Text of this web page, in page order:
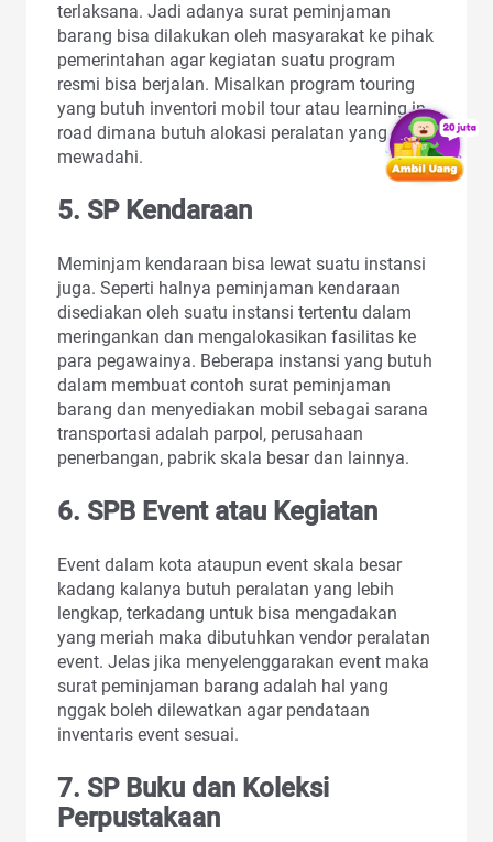
terlaksana. Jadi adanya surat peminjaman
barang bisa dilakukan oleh masyarakat ke pihak
pemerintahan agar kegiatan suatu program
resmi bisa berjalan. Misalkan program touring
yang butuh inventori mobil tour atau learning in
road dimana butuh alokasi peralatan yang
mewadahi.
5. SP Kendaraan
Meminjam kendaraan bisa lewat suatu instansi
juga. Seperti halnya peminjaman kendaraan
disediakan oleh suatu instansi tertentu dalam
meringankan dan mengalokasikan fasilitas ke
para pegawainya. Beberapa instansi yang butuh
dalam membuat contoh surat peminjaman
barang dan menyediakan mobil sebagai sarana
transportasi adalah parpol, perusahaan
penerbangan, pabrik skala besar dan lainnya.
6. SPB Event atau Kegiatan
Event dalam kota ataupun event skala besar
kadang kalanya butuh peralatan yang lebih
lengkap, terkadang untuk bisa mengadakan
yang meriah maka dibutuhkan vendor peralatan
event. Jelas jika menyelenggarakan event maka
surat peminjaman barang adalah hal yang
nggak boleh dilewatkan agar pendataan
inventaris event sesuai.
7. SP Buku dan Koleksi
Perpustakaan